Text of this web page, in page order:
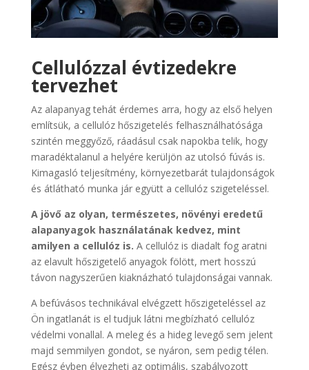
Cellulózzal évtizedekre
tervezhet
Az alapanyag tehát érdemes arra, hogy az első helyen
említsük, a cellulóz hőszigetelés felhasználhatósága
szintén meggyőző, ráadásul csak napokba telik, hogy
maradéktalanul a helyére kerüljön az utolsó fúvás is.
Kimagasló teljesítmény, környezetbarát tulajdonságok
és átlátható munka jár együtt a cellulóz szigeteléssel.
A jövő az olyan, természetes, növényi eredetű
alapanyagok használatának kedvez, mint
amilyen a cellulóz is. A cellulóz is diadalt fog aratni
az elavult hőszigetelő anyagok fölött, mert hosszú
távon nagyszerűen kiaknázható tulajdonságai vannak.
A befúvásos technikával elvégzett hőszigeteléssel az
Ön ingatlanát is el tudjuk látni megbízható cellulóz
védelmi vonallal. A meleg és a hideg levegő sem jelent
majd semmilyen gondot, se nyáron, sem pedig télen.
Egész évben élvezheti az optimális, szabályozott